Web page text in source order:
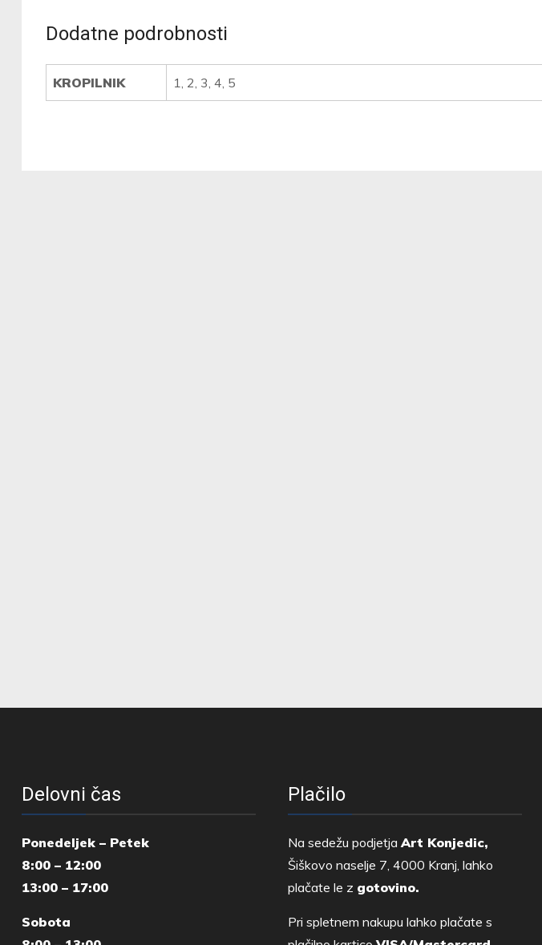
Dodatne podrobnosti
KROPILNIK 1, 2, 3, 4, 5
Delovni čas
Ponedeljek – Petek
8:00 – 12:00
13:00 – 17:00
Sobota
Plačilo
Na sedežu podjetjaArt Konjedic,
Šiškovo naselje 7, 4000 Kranj, lahko
plačate le z gotovino.
Pri spletnem nakupu lahko plačate s